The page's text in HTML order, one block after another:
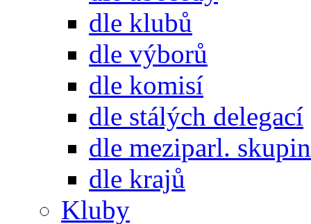
dle klubů
dle výborů
dle komisí
dle stálých delegací
dle meziparl. skupin
dle krajů
Kluby